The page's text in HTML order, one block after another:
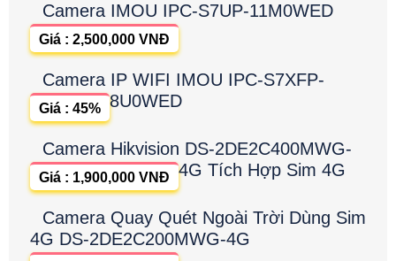
Camera IMOU IPC-S7UP-11M0WED
Giá : 2,500,000 VNĐ
Camera IP WIFI IMOU IPC-S7XFP-
8U0WED
Giá : 45%
Camera Hikvision DS-2DE2C400MWG-
4G Tích Hợp Sim 4G
Giá : 1,900,000 VNĐ
Camera Quay Quét Ngoài Trời Dùng Sim
4G DS-2DE2C200MWG-4G